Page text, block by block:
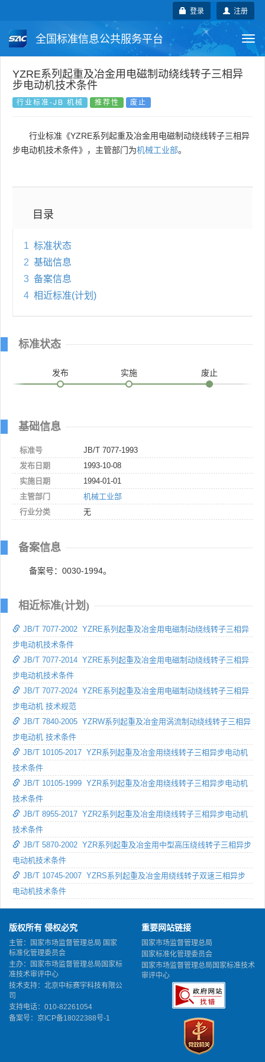
注册
登录
全国标准信息公共服务平台
国家标准 行业标准 地方标准
团体标准 企业标准
国外标准 技术委员会
YZRE系列起重及冶金用电磁制动绕线转子三相异
步电动机技术条件
行业标准-JB 机械 推荐性 废止
行业标准《YZRE系列起重及冶金用电磁制动绕线转子三相异
步电动机技术条件》，主管部门为机械工业部。
目录
1 标准状态
2 基础信息
3 备案信息
4 相近标准(计划)
标准状态
发布 实施 废止
基础信息
标准号
JB/T 7077-1993
发布日期
1993-10-08
实施日期
1994-01-01
主管部门
机械工业部
行业分类
无
备案信息
备案号：0030-1994。
相近标准(计划)
JB/T 7077-2002 YZRE系列起重及冶金用电磁制动绕线转子三相异
步电动机技术条件
JB/T 7077-2014 YZRE系列起重及冶金用电磁制动绕线转子三相异
步电动机技术条件
JB/T 7077-2024 YZRE系列起重及冶金用电磁制动绕线转子三相异
步电动机 技术规范
JB/T 7840-2005 YZRW系列起重及冶金用涡流制动绕线转子三相异
步电动机 技术条件
JB/T 10105-2017 YZR系列起重及冶金用绕线转子三相异步电动机
技术条件
JB/T 10105-1999 YZR系列起重及冶金用绕线转子三相异步电动机
技术条件
JB/T 8955-2017 YZR2系列起重及冶金用绕线转子三相异步电动机
技术条件
JB/T 5870-2002 YZR系列起重及冶金用中型高压绕线转子三相异步
电动机技术条件
JB/T 10745-2007 YZRS系列起重及冶金用绕线转子双速三相异步
电动机技术条件
版权所有 侵权必究
主管：国家市场监督管理总局 国家
标准化管理委员会
主办：国家市场监督管理总局国家标
准技术审评中心
技术支持：北京中标赛宇科技有限公
司
支持电话：010-82261054
备案号： 京ICP备18022388号-1
重要网站链接
国家市场监督管理总局
国家标准化管理委员会
国家市场监督管理总局国家标准技术
审评中心